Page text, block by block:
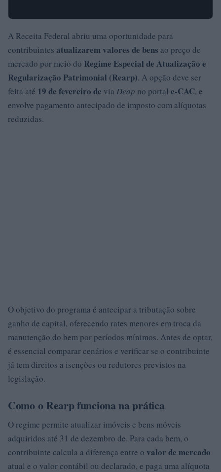
A Receita Federal abriu uma oportunidade para
contribuintes atualizarem valores de bens ao preço de
mercado por meio do Regime Especial de Atualização e
Regularização Patrimonial (Rearp). A opção deve ser
feita até 19 de fevereiro de via Deap no portal e-CAC, e
envolve pagamento antecipado de imposto com alíquotas
reduzidas.
O objetivo do programa é antecipar a tributação sobre
ganho de capital, oferecendo rates menores em troca da
manutenção do bem por períodos mínimos. Antes de optar,
é essencial comparar cenários e verificar se o contribuinte
já tem direitos a isenções ou redutores previstos na
legislação.
Como o Rearp funciona na prática
O regime permite atualizar imóveis e bens móveis
adquiridos até 31 de dezembro de. Para cada bem, o
contribuinte calcula a diferença entre o valor de mercado
atual e o valor contábil ou declarado, e paga uma alíquota